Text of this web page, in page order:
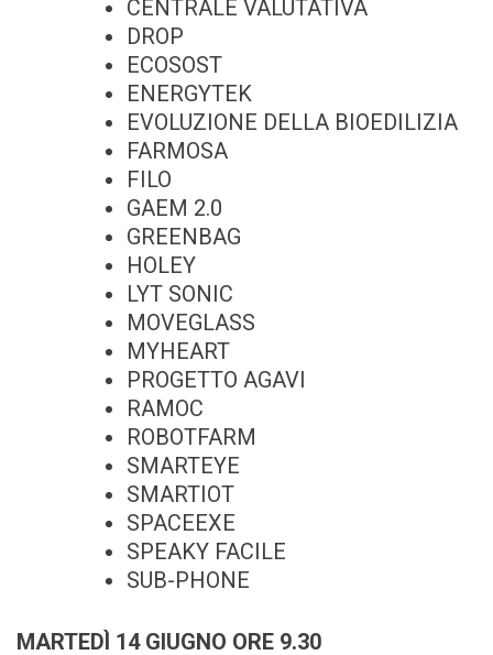
CENTRALE VALUTATIVA
DROP
ECOSOST
ENERGYTEK
EVOLUZIONE DELLA BIOEDILIZIA
FARMOSA
FILO
GAEM 2.0
GREENBAG
HOLEY
LYT SONIC
MOVEGLASS
MYHEART
PROGETTO AGAVI
RAMOC
ROBOTFARM
SMARTEYE
SMARTIOT
SPACEEXE
SPEAKY FACILE
SUB-PHONE
MARTEDÌ 14 GIUGNO ORE 9.30